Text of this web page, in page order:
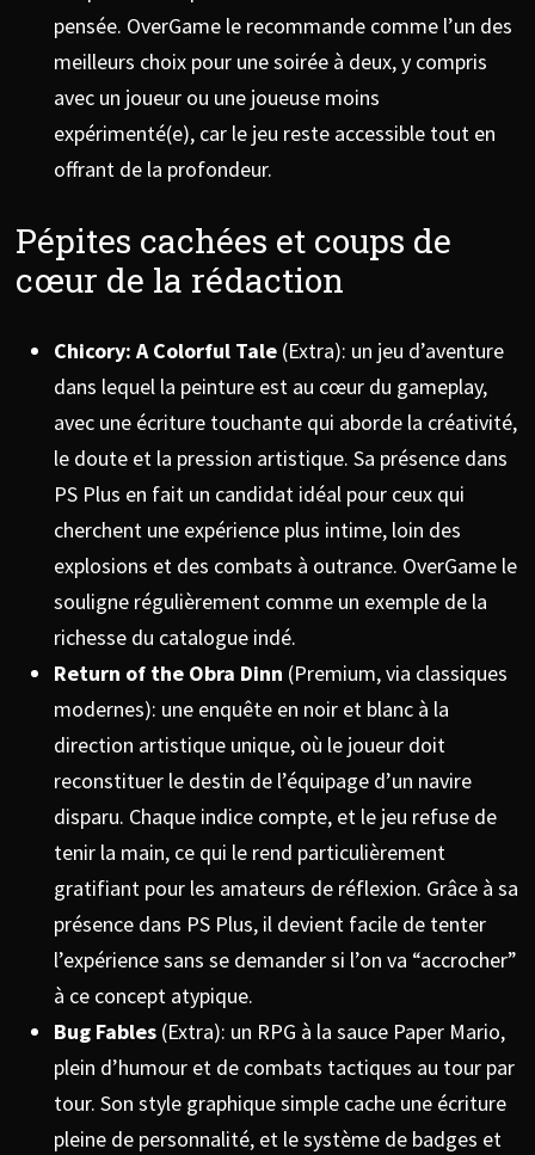
pensée. OverGame le recommande comme l’un des
meilleurs choix pour une soirée à deux, y compris
avec un joueur ou une joueuse moins
expérimenté(e), car le jeu reste accessible tout en
offrant de la profondeur.
Pépites cachées et coups de
cœur de la rédaction
Chicory: A Colorful Tale(Extra): un jeu d’aventure
dans lequel la peinture est au cœur du gameplay,
avec une écriture touchante qui aborde la créativité,
le doute et la pression artistique. Sa présence dans
PS Plus en fait un candidat idéal pour ceux qui
cherchent une expérience plus intime, loin des
explosions et des combats à outrance. OverGame le
souligne régulièrement comme un exemple de la
richesse du catalogue indé.
Return of the Obra Dinn (Premium, via classiques
modernes): une enquête en noir et blanc à la
direction artistique unique, où le joueur doit
reconstituer le destin de l’équipage d’un navire
disparu. Chaque indice compte, et le jeu refuse de
tenir la main, ce qui le rend particulièrement
gratifiant pour les amateurs de réflexion. Grâce à sa
présence dans PS Plus, il devient facile de tenter
l’expérience sans se demander si l’on va “accrocher”
à ce concept atypique.
Bug Fables(Extra): un RPG à la sauce Paper Mario,
plein d’humour et de combats tactiques au tour par
tour. Son style graphique simple cache une écriture
pleine de personnalité, et le système de badges et